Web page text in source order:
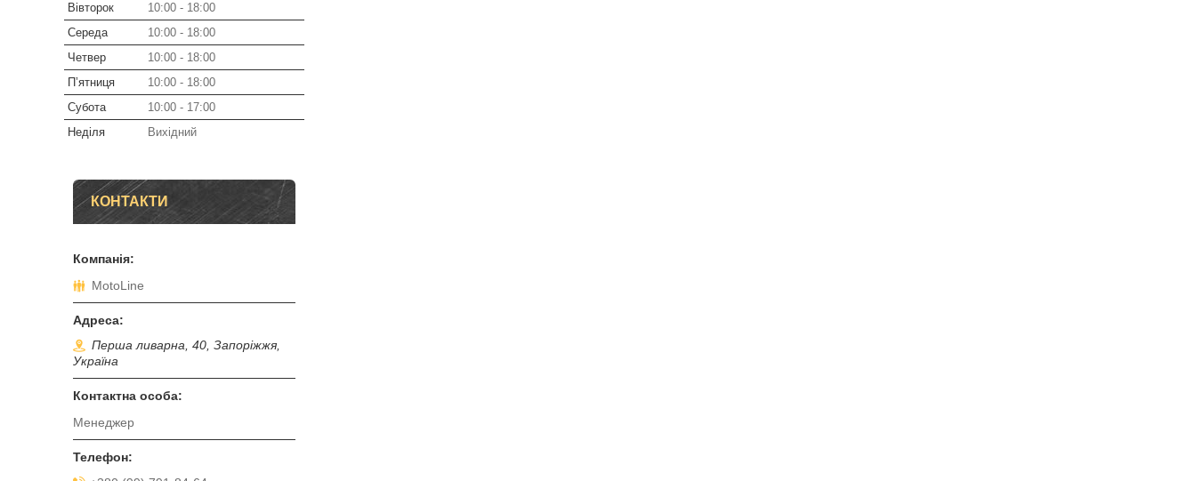
Вівторок
10:00
18:00
Середа
10:00
18:00
Четвер
10:00
18:00
Пʼятниця
10:00
18:00
Субота
10:00
17:00
Неділя
Вихідний
КОНТАКТИ
MotoLine
Перша ливарна, 40, Запоріжжя,
Україна
Менеджер